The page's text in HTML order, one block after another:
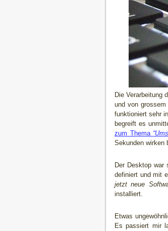
Die Verarbeitung
und von
funktioniert sehr
begreift es
zum Thema
Sekunden wirken
Der Desktop war
definiert und mit
jetzt neue
installiert.
Etwas
Es passiert mir